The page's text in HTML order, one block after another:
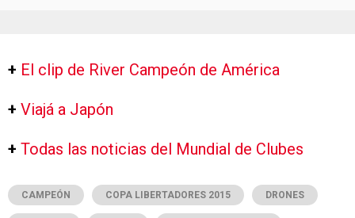
+ El clip de River Campeón de América
+ Viajá a Japón
+ Todas las noticias del Mundial de Clubes
CAMPEÓN COPA LIBERTADORES 2015 DRONES